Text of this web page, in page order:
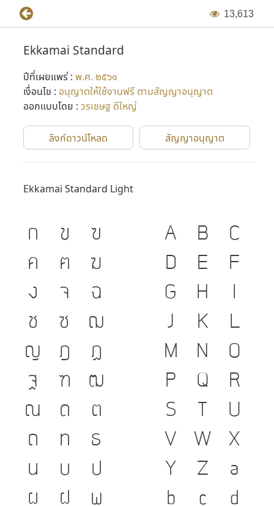
13,613
Ekkamai Standard
ปีที่เผยแพร่ : พ.ศ. ๒๕๖๑
เงื่อนไข : อนุญาตให้ใช้งานฟรี ตามสัญญาอนุญาต
ออกแบบโดย : วรเชษฐ ดีใหญ่
ลิงก์ดาวน์โหลด สัญญาอนุญาต
Ekkamai Standard Light
ก ข
ฃ
ค
ฅ
ฆ
ง
จ
ฉ
ช
ซ
ฌ
ญ
ฎ
ฏ
ฐ
ฑ
ฒ
ณ
ด
ต
ถ
ท
ธ
น
บ
ป
ผ
ฝ
พ
A B
C
D
E
F
G
H
J
K
L
M
N
O
P
Q
R
S
U
V
W
X
Y
Z
a
b
c
d